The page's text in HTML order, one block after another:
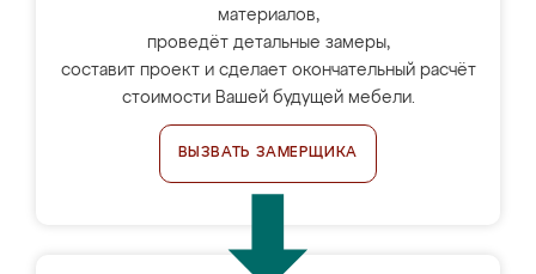
материалов,
проведёт детальные замеры,
составит проект и сделает окончательный расчёт
стоимости Вашей будущей мебели.
ВЫЗВАТЬ ЗАМЕРЩИКА